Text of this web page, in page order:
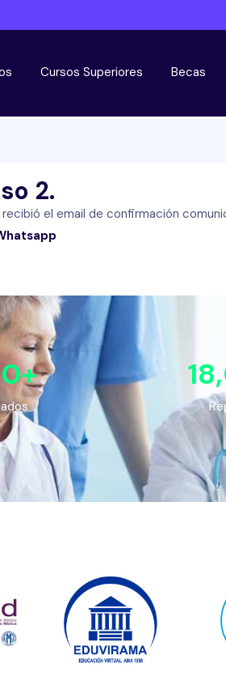
Cursos Superiores Becas
2.
recibió el email de confirmación
+